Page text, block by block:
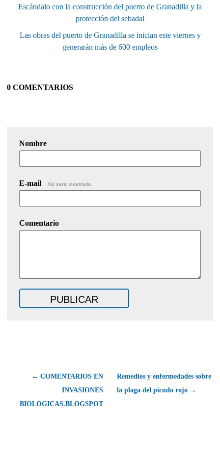
Escándalo con la construcción del puerto de Granadilla y la
protección del sebadal
Las obras del puerto de Granadilla se inician este viernes y
generarán más de 600 empleos
0 COMENTARIOS
Nombre
E-mail No será mostrado.
Comentario
← COMENTARIOS EN
INVASIONES
BIOLOGICAS.BLOGSPOT
Remedios y enfermedades sobre
la plaga del picudo rojo →